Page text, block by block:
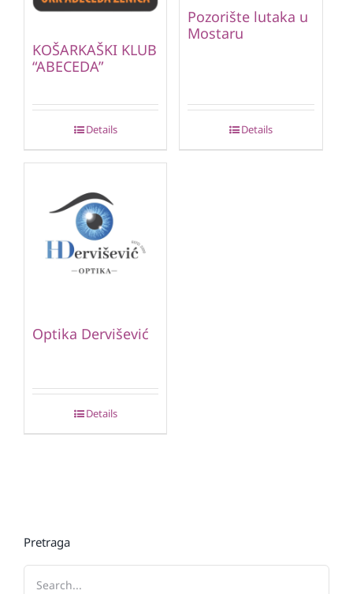
KOŠARKAŠKI KLUB
“ABECEDA”
Details
Pozorište lutaka u
Mostaru
Details
Optika Dervišević
Details
Pretraga